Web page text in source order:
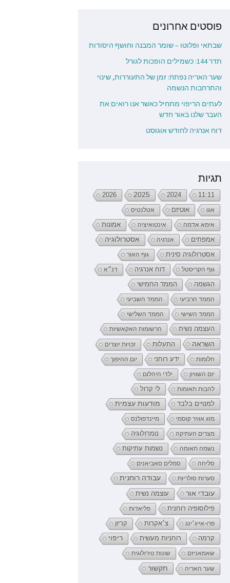
פוסטים אחרונים
שבתאי ופלוטו – שומר המבנה וחושף היסודות
תדר 144: כשמילים הופכות לגורל
שער האריה נפתח: זמן של התעוררות, שינוי
והתרחבות הנשמה
לעתים הריפוי מתחיל כאשר אנו רואים את
העבר שלנו באור חדש
דוח אנרגיה לחודש אוגוסט
תגיות
11:11
2024
2025
2026
אגו אוטיזם אטלנטיס
אימא אדמה אינטואיציה אמונות
אמפתים אנרגיה אסטרולוגיה
אסטרולוגיה סינית גוף האור
גוף הקריסטל דוח אנרגיה דנ״א
הגשמה הממד החמישי
הממד הרביעי הממד השביעי
הממד השישי הממד השלישי
העצמה נשית הרשומות האקאשיות
השראה התעלות זכויות יוצרים
חלומות ידע רוחני יום ההיפוך
יום השוויון ילדי היהלום
להבות תאומות לי קרול
למנויים בלבד מודעות עצמית
מזג אוויר קוסמי מיינדפולנס
מצרים העתיקה נומרולוגיה
נשמה תאומה נשמות עתיקות
סליחה סמלים סאביאנים
סערות סולריות עבודה רוחנית
עובדי אור
עוצמה נשית
פילוסופיה רוחנית
פליאדות
פרו-אייג׳ינג צ׳אקרות קריון
קרמה רוחניות מעשית ריפוי
שאמאניזם שונות נוירולוגית
שער האריה תקשור